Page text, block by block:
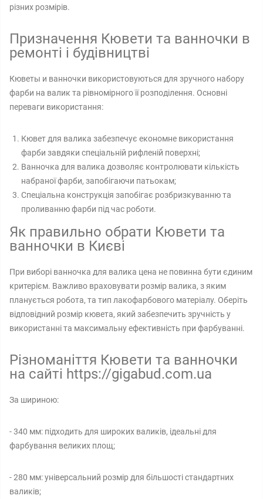
різних розмірів.
Призначення Кювети та ванночки в
ремонті і будівництві
Кюветы и ванночки використовуються для зручного набору
фарби на валик та рівномірного її розподілення. Основні
переваги використання:
Кювет для валика забезпечує економне використання
фарби завдяки спеціальній рифленій поверхні;
Ванночка для валика дозволяє контролювати кількість
набраної фарби, запобігаючи патьокам;
Спеціальна конструкція запобігає розбризкуванню та
проливанню фарби під час роботи.
Як правильно обрати Кювети та
ванночки в Києві
При виборі ванночка для валика цена не повинна бути єдиним
критерієм. Важливо враховувати розмір валика, з яким
планується робота, та тип лакофарбового матеріалу. Оберіть
відповідний розмір кювета, який забезпечить зручність у
використанні та максимальну ефективність при фарбуванні.
Різноманіття Кювети та ванночки
на сайті https://gigabud.com.ua
За шириною:
- 340 мм: підходить для широких валиків, ідеальні для
фарбування великих площ;
- 280 мм: універсальний розмір для більшості стандартних
валиків;